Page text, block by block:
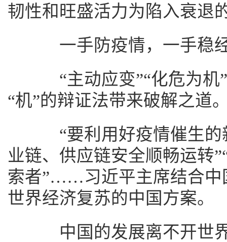
韧性和旺盛活力为陷入衰退
一手防疫情，一手稳经
“主动应变”“化危为机
“机”的辩证法带来破解之道
“要利用好疫情催生的
业链、供应链安全顺畅运转
索者”……习近平主席结合中
世界经济复苏的中国方案。
中国的发展离不开世界